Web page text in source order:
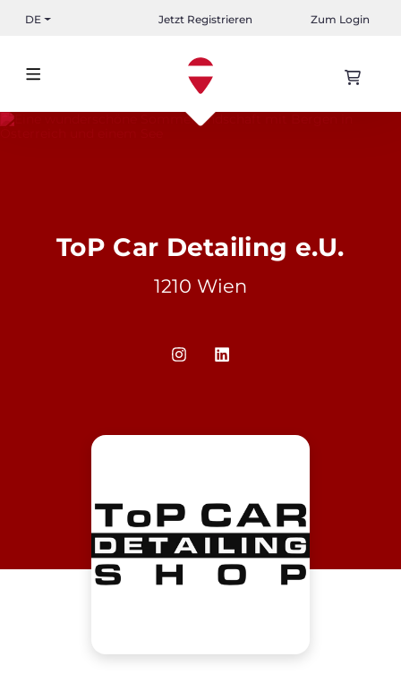
DE Jetzt Registrieren Zum Login
ToP Car Detailing e.U.
1210 Wien